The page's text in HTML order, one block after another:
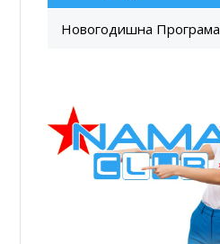
Новогодишна Програма